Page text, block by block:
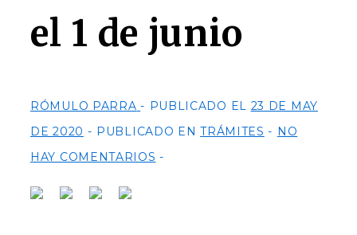
el 1 de junio
RÓMULO PARRA PUBLICADO EL 23 DE MAY
DE 2020
PUBLICADO ENTRÁMITES
NO
HAY COMENTARIOS